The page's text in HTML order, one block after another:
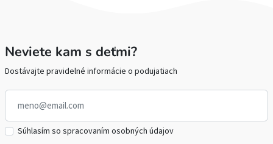
Neviete kam s deťmi?
Dostávajte pravidelné informácie o podujatiach
Súhlasím so spracovaním osobných údajov